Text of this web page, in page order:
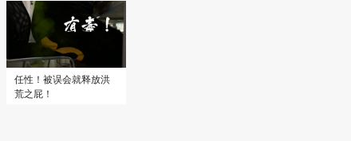
任性！被误会就释放洪
荒之屁！